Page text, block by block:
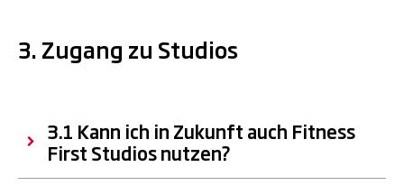
3. Zugang zu Studios
3.1 Kann ich in Zukunft auch Fitness
First Studios nutzen?